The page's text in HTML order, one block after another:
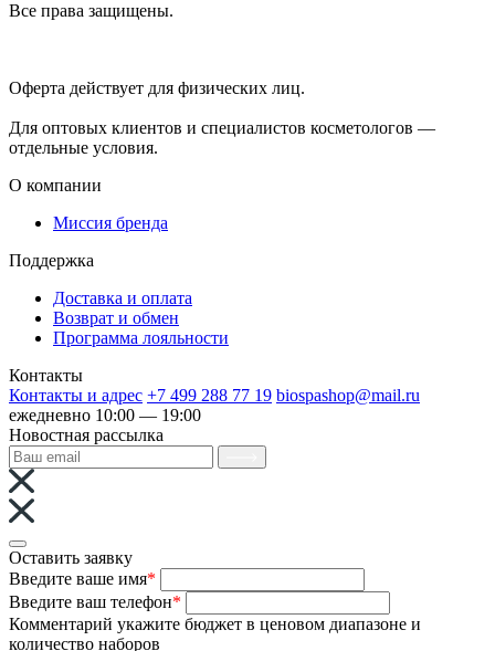
Все права защищены.
Оферта действует для физических лиц.
Для оптовых клиентов и специалистов косметологов —
отдельные условия.
О компании
Миссия бренда
Поддержка
Доставка и оплата
Возврат и обмен
Программа лояльности
Контакты
Контакты и адрес +7 499 288 77 19 biospashop@mail.ru
ежедневно 10:00 — 19:00
Новостная рассылка
Оставить заявку
Введите ваше имя*
Введите ваш телефон*
Комментарий укажите бюджет в ценовом диапазоне и
количество наборов